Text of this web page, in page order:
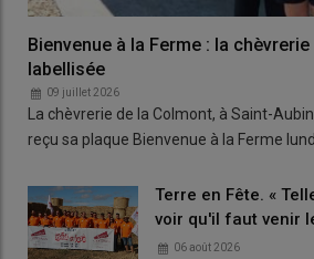
Bienvenue à la Ferme : la
labellisée
09 juillet 2026
La chèvrerie de la Colmont, à Saint-
reçu sa plaque Bienvenue à la Ferme
Terre en Fête. «
voir qu'il faut venir
06 août 2026